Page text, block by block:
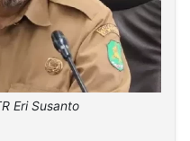
Eri Susanto